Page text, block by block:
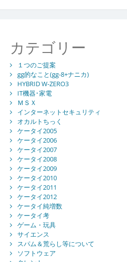
カテゴリー
１つのご提案
gg的なこと(gg-8+ナニカ)
HYBRID W-ZERO3
IT機器･家電
ＭＳＸ
インターネットセキュリティ
オカルトちっく
ケータイ2005
ケータイ2006
ケータイ2007
ケータイ2008
ケータイ2009
ケータイ2010
ケータイ2011
ケータイ2012
ケータイ純増数
ケータイ考
ゲーム・玩具
サイエンス
スパム＆荒らし等について
ソフトウェア